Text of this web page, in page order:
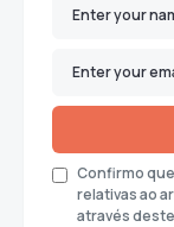
Confirmo
relativas ao
através